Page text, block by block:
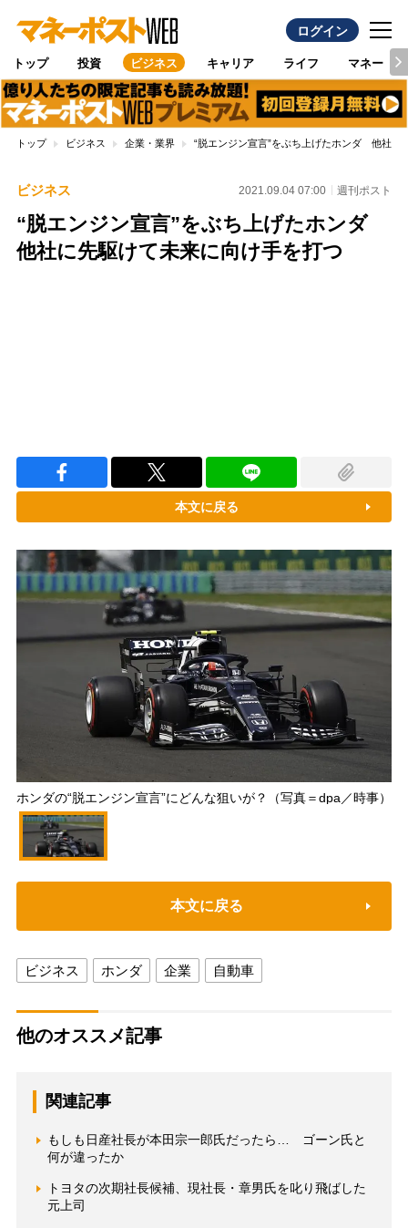
ログイン
トップ 投資 ビジネス キャリア ライフ マネー
トップ ビジネス 企業・業界 “脱エンジン宣言”をぶち上げたホンダ 他社に
ビジネス 2021.09.04 07:00 週刊ポスト
“脱エンジン宣言”をぶち上げたホンダ
他社に先駆けて未来に向け手を打つ
本文に戻る
ホンダの“脱エンジン宣言”にどんな狙いが？（写真＝dpa／時事）
本文に戻る
ビジネス ホンダ 企業 自動車
他のオススメ記事
関連記事
もしも日産社長が本田宗一郎氏だったら… ゴーン氏と
何が違ったか
トヨタの次期社長候補、現社長・章男氏を叱り飛ばした
元上司